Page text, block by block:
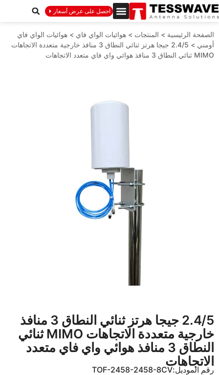
احصل على عرض أسعار
الصفحة الرئيسية > المنتجات > هوائيات الواي فاي > هوائيات الواي فاي
أومني >
2.4/5 جيجا هرتز ثنائي النطاق 3 منافذ خارجية متعددة الاتجاهات
MIMO ثنائي النطاق 3 منافذ هوائي واي فاي متعدد الاتجاهات
2.4/5 جيجا هرتز ثنائي النطاق 3 منافذ
خارجية متعددة الاتجاهات MIMO ثنائي
النطاق 3 منافذ هوائي واي فاي متعدد
الاتجاهات
رقم الموديل:TOF-2458-2458-8CV